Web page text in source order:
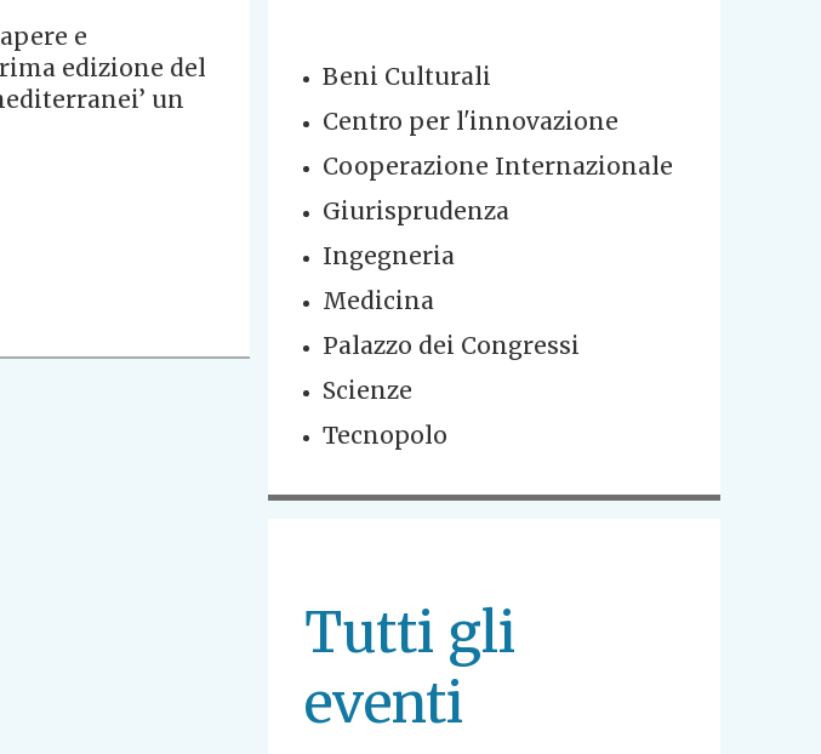
e
edizione del
un
Beni Culturali
Centro per l'innovazione
Cooperazione Internazionale
Giurisprudenza
Ingegneria
Medicina
Palazzo dei Congressi
Scienze
Tecnopolo
Tutti gli
eventi